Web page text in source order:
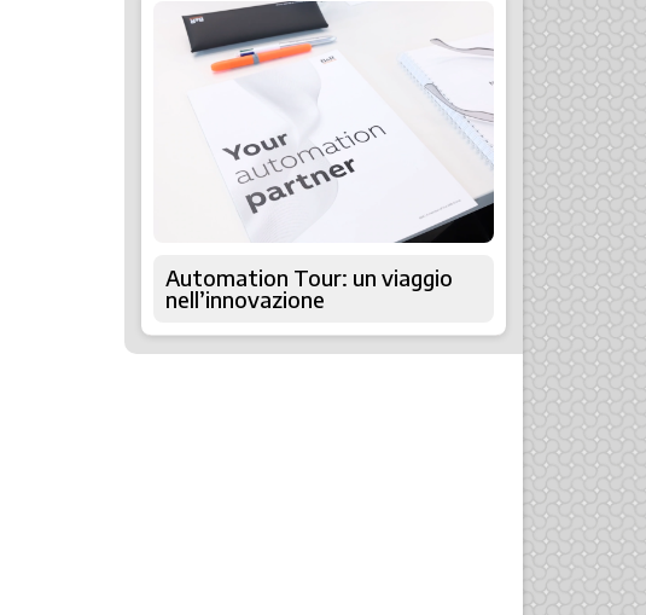
Automation Tour: un viaggio
nell’innovazione